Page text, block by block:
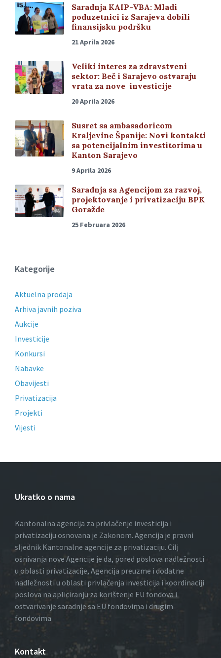
Saradnja KAIP-VBA: Mladi
poduzetnici iz Sarajeva dobili
finansijsku podršku
21 Aprila 2026
Veliki interes za zdravstveni
sektor: Beč i Sarajevo ostvaraju
vrata za nove investicije
20 Aprila 2026
Susret sa ambasadoricom
Kraljevine Španije: Novi kontakti
sa potencijalnim investitorima u
Kanton Sarajevo
9 Aprila 2026
Saradnja sa Agencijom za razvoj,
projektovanje i privatizaciju BPK
Goražde
25 Februara 2026
Kategorije
Aktuelna prodaja
Arhiva javnih poziva
Aukcije
Investicije
Konkursi
Nabavke
Obavijesti
Privatizacija
Projekti
Vijesti
Ukratko o nama
Kantonalna agencija za privlačenje investicija i
privatizaciju osnovana je Zakonom. Agencija je pravni
sljednik Kantonalne agencije za privatizaciju. Cilj
osnivanja nove Agencije je da, pored poslova nadležnosti
u oblasti privatizacije, Agencija preuzme i dodatne
nadležnosti u oblasti privlačenja investicija i koordinaciji
poslova na apliciranju za korištenje EU fondova i
ostvarivanje saradnje sa EU fondovima i drugim
fondovima
Kontakt